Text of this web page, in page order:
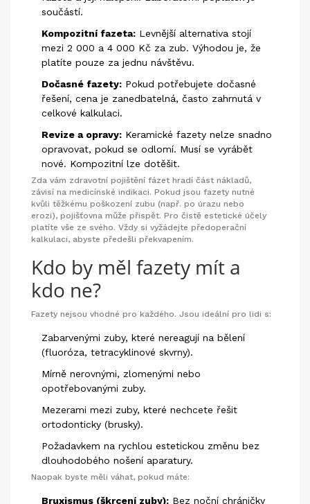
součástí.
Kompozitní fazeta: Levnější alternativa stojí
mezi 2 000 a 4 000 Kč za zub. Výhodou je, že
platíte pouze za jednu návštěvu.
Dočasné fazety: Pokud potřebujete dočasné
řešení, cena je zanedbatelná, často zahrnutá v
celkové kalkulaci.
Revize a opravy: Keramické fazety nelze snadno
opravovat, pokud se odlomí. Musí se vyrábět
nové. Kompozitní lze dotěšit.
Zda vám zdravotní pojištění fázet hradí část nákladů,
závisí na medicínské indikaci. Pokud jsou fazety nutné
kvůli těžkému poškození zubu (např. po úrazu nebo
erozi), pojišťovna může přispět. Pro čistě estetické účely
platíte vše ze svého. Vždy si vyžádejte předoperační
kalkulaci, abyste předešli překvapením.
Kdo by měl fazety mít a
kdo ne?
Fazety nejsou vhodné pro každého. Jsou ideální pro lidi s:
Zabarvenými zuby, které nereagují na bělení
(fluoróza, tetracyklinové skvrny).
Mírně nerovnými, zlomenými nebo
opotřebovanými zuby.
Mezerami mezi zuby, které nechcete řešit
ortodonticky (brusky).
Požadavkem na rychlou estetickou změnu bez
dlouhodobého nošení aparatury.
Naopak byste měli váhat, pokud máte:
Bruxismus (škrcení zuby): Bez noční chráničky